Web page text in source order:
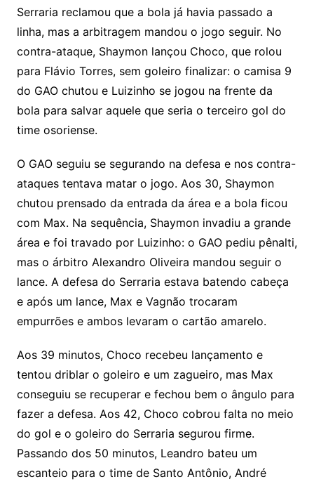
Serraria reclamou que a bola já havia passado a
linha, mas a arbitragem mandou o jogo seguir. No
contra-ataque, Shaymon lançou Choco, que rolou
para Flávio Torres, sem goleiro finalizar: o camisa 9
do GAO chutou e Luizinho se jogou na frente da
bola para salvar aquele que seria o terceiro gol do
time osoriense.
O GAO seguiu se segurando na defesa e nos contra-
ataques tentava matar o jogo. Aos 30, Shaymon
chutou prensado da entrada da área e a bola ficou
com Max. Na sequência, Shaymon invadiu a grande
área e foi travado por Luizinho: o GAO pediu pênalti,
mas o árbitro Alexandro Oliveira mandou seguir o
lance. A defesa do Serraria estava batendo cabeça
e após um lance, Max e Vagnão trocaram
empurrões e ambos levaram o cartão amarelo.
Aos 39 minutos, Choco recebeu lançamento e
tentou driblar o goleiro e um zagueiro, mas Max
conseguiu se recuperar e fechou bem o ângulo para
fazer a defesa. Aos 42, Choco cobrou falta no meio
do gol e o goleiro do Serraria segurou firme.
Passando dos 50 minutos, Leandro bateu um
escanteio para o time de Santo Antônio, André